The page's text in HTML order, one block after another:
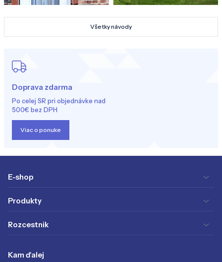
Doprava zdarma
Po celej SR pri objednávke nad
500€ bez DPH
Viac o ponuke
Všetky návody
E-shop
Produkty
Rozcestnik
Kam ďalej